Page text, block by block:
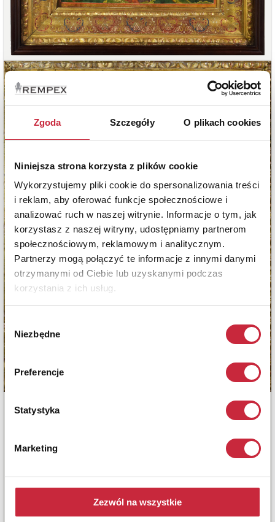
Zgoda Szczegóły O plikach cookies
Niniejsza strona korzysta z plików cookie
Wykorzystujemy pliki cookie do spersonalizowania treści
i reklam, aby oferować funkcje społecznościowe i
analizować ruch w naszej witrynie. Informacje o tym, jak
korzystasz z naszej witryny, udostępniamy partnerom
społecznościowym, reklamowym i analitycznym.
Partnerzy mogą połączyć te informacje z innymi danymi
otrzymanymi od Ciebie lub uzyskanymi podczas
korzystania z ich usług.
Wybór
zgody
Niezbędne
Preferencje
Statystyka
Marketing
Zezwól na wszystkie